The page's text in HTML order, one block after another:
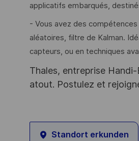
applicatifs embarqués,
- Vous avez des
aléatoires, filtre de Kalman.
capteurs, ou en techniques
Thales, entreprise
atout. Postulez et
Standort erkunden